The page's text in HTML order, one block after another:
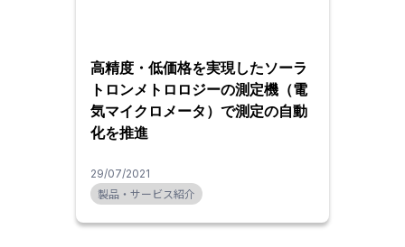
高精度・低価格を実現したソーラ
トロンメトロロジーの測定機（電
気マイクロメータ）で測定の自動
化を推進
29/07/2021
製品・サービス紹介